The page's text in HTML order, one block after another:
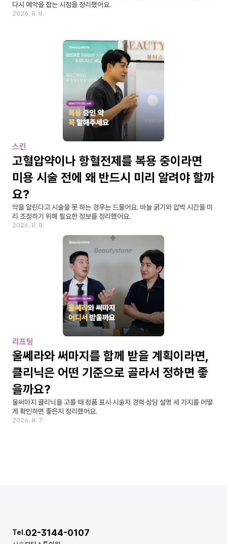
다시 예약을 잡는 시점을 정리했어요.
2026. 8. 8.
스킨
고혈압약이나 항혈전제를 복용 중이라면
미용 시술 전에 왜 반드시 미리 알려야 할까
요?
약을 알린다고 시술을 못 하는 경우는 드물어요. 바늘 굵기와 압박 시간을 미
리 조정하기 위해 필요한 정보를 정리했어요.
2026. 8. 8.
리프팅
울쎄라와 써마지를 함께 받을 계획이라면,
클리닉은 어떤 기준으로 골라서 정하면 좋
을까요?
울써마지 클리닉을 고를 때 정품 표시·시술자 경력·상담 설명 세 가지를 어떻
게 확인하면 좋은지 정리했어요.
2026. 8. 7.
Tel.02-3144-0107